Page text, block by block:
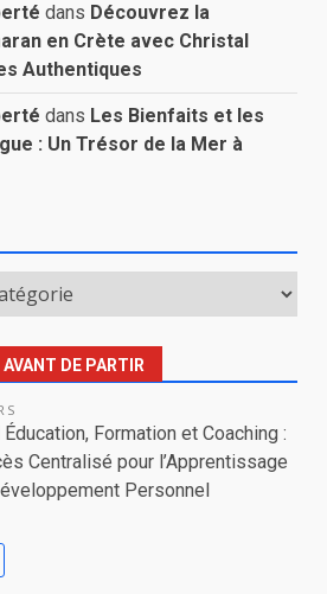
dans Découvrez la
en Crète avec Christal
Authentiques
dans Les Bienfaits et les
: Un Trésor de la Mer à
DE PARTIR
Formation et Coaching :
Centralisé pour l’Apprentissage
Personnel